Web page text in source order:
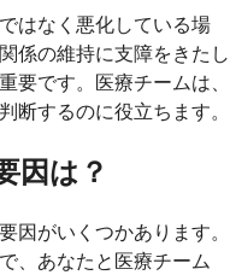
はなく悪化している場
係の維持に支障をきたし
要です。医療チームは、
断するのに役立ちます。
因は？
因がいくつかあります。
、あなたと医療チーム